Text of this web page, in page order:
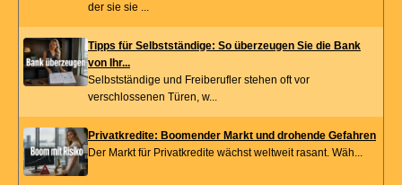
der sie sie ...
Tipps für Selbstständige: So überzeugen Sie die Bank
von Ihr...
Selbstständige und Freiberufler stehen oft vor
verschlossenen Türen, w...
Privatkredite: Boomender Markt und drohende Gefahren
Der Markt für Privatkredite wächst weltweit rasant. Wäh...